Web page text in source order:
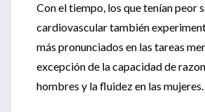
Con el tiempo, los que tenían peor
cardiovascular también
más pronunciados en las tareas
excepción de la capacidad de
hombres y la fluidez en las mujeres.